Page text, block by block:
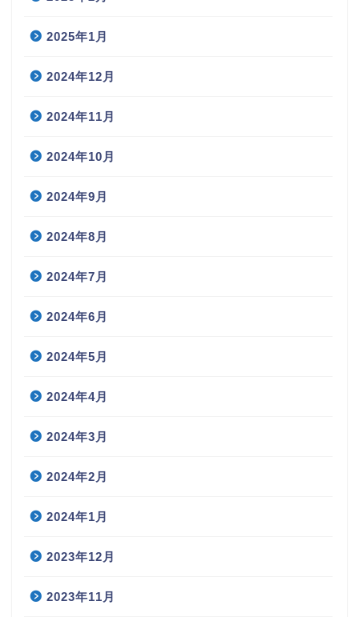
2025年1月
2024年12月
2024年11月
2024年10月
2024年9月
2024年8月
2024年7月
2024年6月
2024年5月
2024年4月
2024年3月
2024年2月
2024年1月
2023年12月
2023年11月